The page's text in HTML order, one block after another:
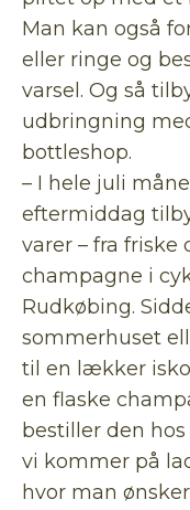
Man kan også
eller ringe og
varsel. Og så
udbringning
bottleshop.
– I hele juli
eftermiddag
varer – fra friske
champagne i
Rudkøbing.
sommerhuset
til en lækker
en flaske
bestiller den
vi kommer på
hvor man